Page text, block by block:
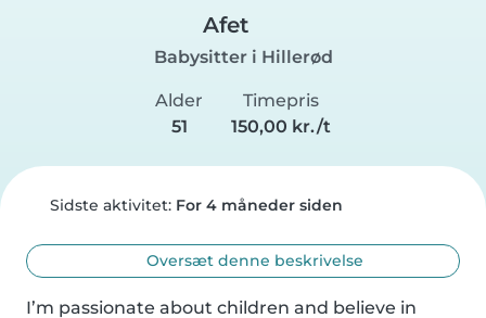
Afet
Babysitter i Hillerød
Alder
51
Timepris
150,00 kr./t
Sidste aktivitet: For 4 måneder siden
Oversæt denne beskrivelse
I’m passionate about children and believe in